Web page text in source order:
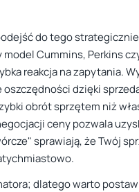
do tego
Cummins, Perkins
reakcja na zapytania.
dzięki
obrót sprzętem niż
ceny pozwala
sprawiają, że Twój
dlatego warto